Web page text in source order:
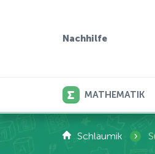
Nachhilfe
MATHEMATIK
Schlaumik ›